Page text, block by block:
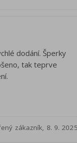
dodání. Šperky
tak teprve
zákazník, 8. 9. 2025